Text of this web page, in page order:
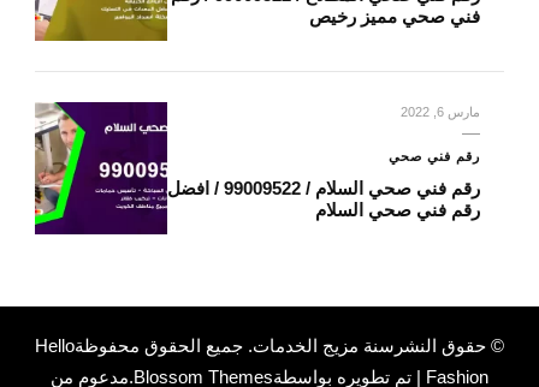
فني صحي مميز رخيص
مارس 6, 2022
رقم فني صحي
رقم فني صحي السلام / 99009522 / افضل
رقم فني صحي السلام
© حقوق النشرسنة مزيج الخدمات. جميع الحقوق محفوظةHello
Fashion | تم تطويره بواسطة
Blossom Themes.مدعوم من